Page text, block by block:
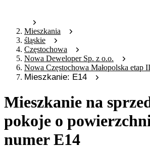
Mieszkania
śląskie
Częstochowa
Nowa Deweloper Sp. z o.o.
Nowa Częstochowa Małopolska etap II
Mieszkanie: E14
Mieszkanie na
pokoje o
numer E14